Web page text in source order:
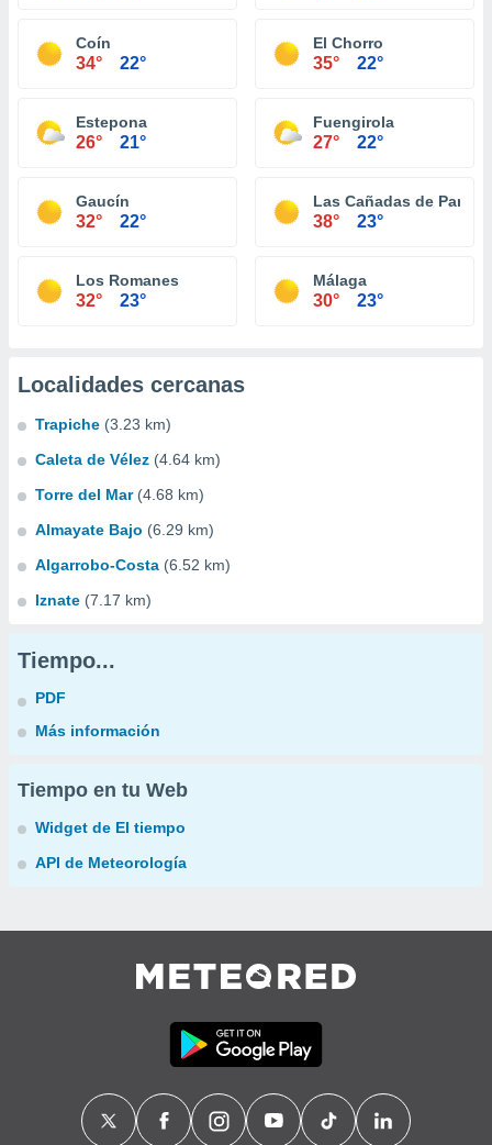
Coín
34° 22°
El Chorro
35° 22°
Estepona
26° 21°
Fuengirola
27° 22°
Gaucín
32° 22°
Las Cañadas de Pareja
38° 23°
Los Romanes
32° 23°
Málaga
30° 23°
Localidades cercanas
Trapiche (3.23 km)
Caleta de Vélez (4.64 km)
Torre del Mar (4.68 km)
Almayate Bajo (6.29 km)
Algarrobo-Costa (6.52 km)
Iznate (7.17 km)
Tiempo...
PDF
Más información
Tiempo en tu Web
Widget de El tiempo
API de Meteorología